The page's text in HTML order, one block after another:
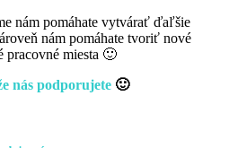
nám pomáhate vytvárať ďaľšie
nám pomáhate tvoriť nové
pracovné miesta 🙂
nás podporujete 🙂